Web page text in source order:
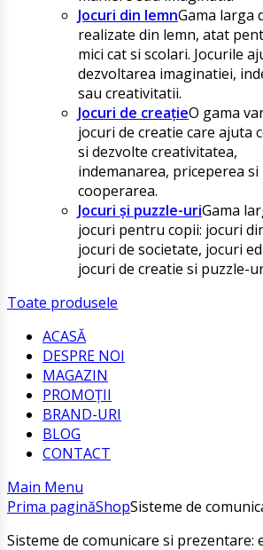
Jocuri din lemnGama larga
realizate din lemn, atat
mici cat si scolari. Jocurile
dezvoltarea imaginatiei,
sau creativitatii.
Jocuri de creațieO gama
jocuri de creatie care ajuta
si dezvolte creativitatea,
indemanarea, priceperea si
cooperarea.
Jocuri și puzzle-uriGama
jocuri pentru copii: jocuri
jocuri de societate, jocuri
jocuri de creatie si puzzle-
Toate produsele
ACASĂ
DESPRE NOI
MAGAZIN
PROMOȚII
BRAND-URI
BLOG
CONTACT
Main Menu
Prima paginăShopSisteme de
Sisteme de comunicare si prezentare: